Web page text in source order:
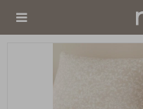
